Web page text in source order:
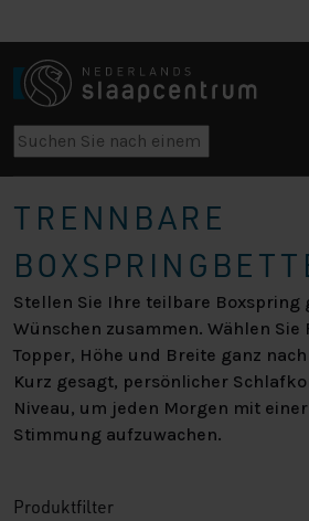
TRENNBARE
Stellen Sie Ihre teilbare Boxspring
Wünschen zusammen. Wählen Sie
Topper, Höhe und Breite ganz
Kurz gesagt, persönlicher
Niveau, um jeden Morgen mit
Stimmung aufzuwachen.
Produktfilter